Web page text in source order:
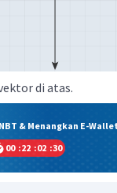
di atas.
& Menangkan E-
00 :22 :02 :30